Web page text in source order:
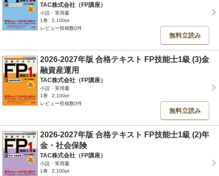
TAC株式会社（FP講座）
小説・実用書
1巻
2,100pt
レビュー投稿数0件
無料立読み
2026-2027年版 合格テキスト FP技能士1級 (3)金
融資産運用
TAC株式会社（FP講座）
小説・実用書
1巻
2,100pt
レビュー投稿数0件
無料立読み
2026-2027年版 合格テキスト FP技能士1級 (2)年
金・社会保険
TAC株式会社（FP講座）
小説・実用書
1巻
2,100pt